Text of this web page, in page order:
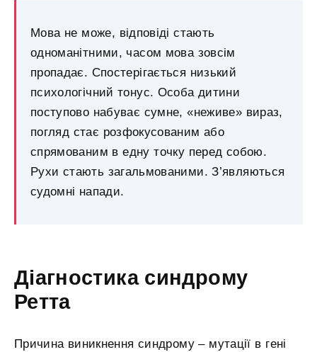
Мова не може, відповіді стають
одноманітними, часом мова зовсім
пропадає. Спостерігається низький
психологічний тонус. Особа дитини
поступово набуває сумне, «неживе» вираз,
погляд стає розфокусованим або
спрямованим в eдну точку перед собою.
Рухи стають загальмованими. З’являються
судомні напади.
Діагностика синдрому
Ретта
Причина виникнення синдрому – мутації в гені